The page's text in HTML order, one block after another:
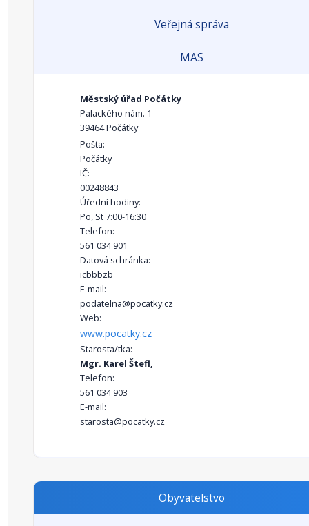
Veřejná správa
MAS
Městský úřad Počátky
Palackého nám. 1
39464 Počátky
Pošta:
Počátky
IČ:
00248843
Úřední hodiny:
Po, St 7:00-16:30
Telefon:
561 034 901
Datová schránka:
icbbbzb
E-mail:
podatelna@pocatky.cz
Web:
www.pocatky.cz
Starosta/tka:
Mgr. Karel Štefl,
Telefon:
561 034 903
E-mail:
starosta@pocatky.cz
Obyvatelstvo